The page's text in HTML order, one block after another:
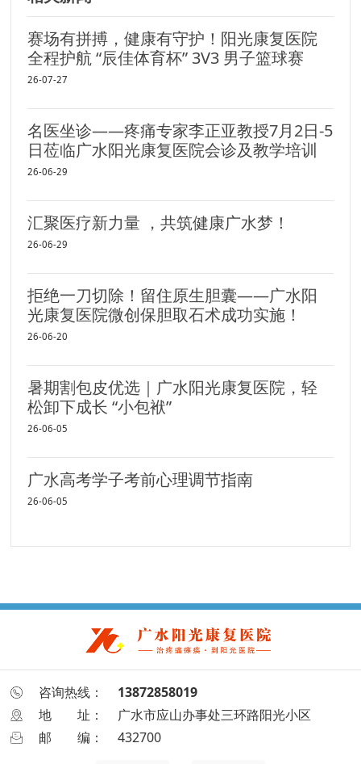
赛场有拼搏，健康有守护！阳光康复医院
全程护航 “辰佳体育杯” 3V3 男子篮球赛
26-07-27
名医坐诊——疼痛专家李正亚教授7月2日-5
日莅临广水阳光康复医院会诊及教学培训
26-06-29
汇聚医疗新力量 ，共筑健康广水梦！
26-06-29
拒绝一刀切除！留住原生胆囊——广水阳
光康复医院微创保胆取石术成功实施！
26-06-20
暑期割包皮优选｜广水阳光康复医院，轻
松卸下成长 “小包袱”
26-06-05
广水高考学子考前心理调节指南
26-06-05
咨询热线：
13872858019
地
址：
广水市应山办事处三环路阳光小区
邮
编： 432700